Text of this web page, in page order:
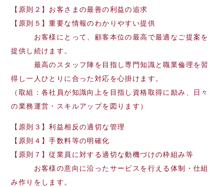
【原則２】お客さまの最善の利益の追求
【原則５】重要な情報のわかりやすい提供
お客様にとって、顧客本位の最高で最適なご提案を
提供し続けます。
最高のスタッフ陣を目指し専門知識と職業倫理を習
得し一人ひとりに合った対応を心掛けます。
（取組：各社員が知識向上を目指し資格取得に励み、日々
の業務運営・スキルアップを図ります）
【原則３】利益相反の適切な管理
【原則４】手数料等の明確化
【原則７】従業員に対する適切な動機づけの枠組み等
お客様の意向に沿ったサービスを行える体制・仕組
み作りをします。